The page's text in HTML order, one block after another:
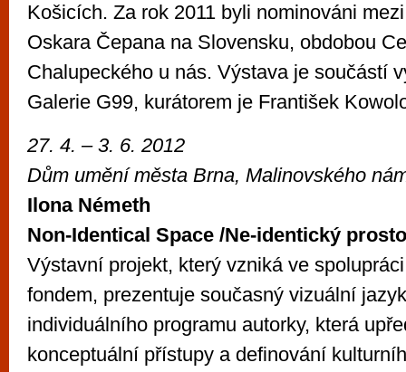
Košicích. Za rok 2011 byli nominováni
Oskara Čepana na Slovensku, obdobou
Chalupeckého u nás. Výstava je součástí
Galerie G99, kurátorem je František
27. 4. – 3. 6. 2012
Dům umění města Brna, Malinovského
Ilona Németh
Non-Identical Space /Ne-identický
Výstavní projekt, který vzniká ve
fondem, prezentuje současný vizuální
individuálního programu autorky, která
konceptuální přístupy a definování